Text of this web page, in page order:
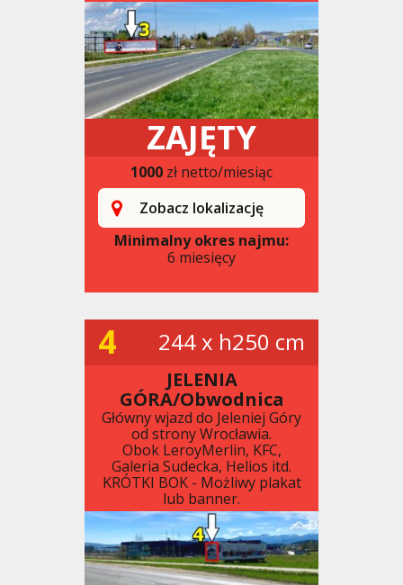
ZAJĘTY
1000 zł netto/miesiąc
Zobacz lokalizację
Minimalny okres najmu:
6 miesięcy
4 244 x h250 cm
JELENIA
GÓRA/Obwodnica
Główny wjazd do Jeleniej Góry
od strony Wrocławia.
Obok LeroyMerlin, KFC,
Galeria Sudecka, Helios itd.
KRÓTKI BOK - Możliwy plakat
lub banner.